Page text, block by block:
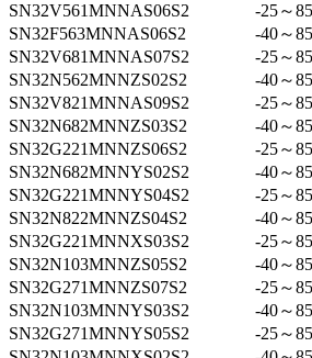
SN32V561MNNAS06S2
-25～85
SN32F563MNNAS06S2
-40～85
SN32V681MNNAS07S2
-25～85
SN32N562MNNZS02S2
-40～85
SN32V821MNNAS09S2
-25～85
SN32N682MNNZS03S2
-40～85
SN32G221MNNZS06S2
-25～85
SN32N682MNNYS02S2
-40～85
SN32G221MNNYS04S2
-25～85
SN32N822MNNZS04S2
-40～85
SN32G221MNNXS03S2
-25～85
SN32N103MNNZS05S2
-40～85
SN32G271MNNZS07S2
-25～85
SN32N103MNNYS03S2
-40～85
SN32G271MNNYS05S2
-25～85